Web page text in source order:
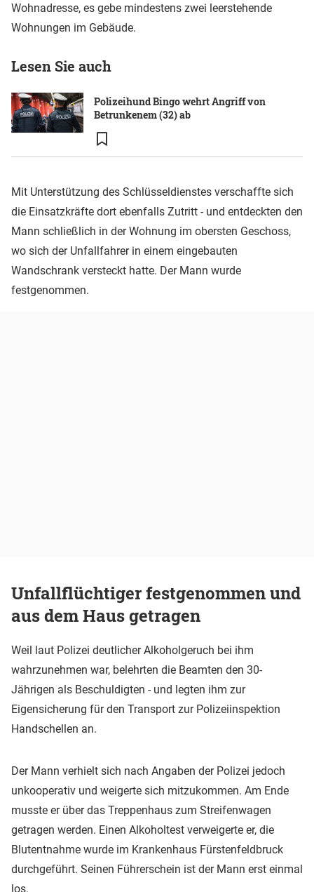
Wohnadresse, es gebe mindestens zwei leerstehende
Wohnungen im Gebäude.
Lesen Sie auch
Polizeihund Bingo wehrt Angriff von
Betrunkenem (32) ab
Mit Unterstützung des Schlüsseldienstes verschaffte sich
die Einsatzkräfte dort ebenfalls Zutritt - und entdeckten den
Mann schließlich in der Wohnung im obersten Geschoss,
wo sich der Unfallfahrer in einem eingebauten
Wandschrank versteckt hatte. Der Mann wurde
festgenommen.
Unfallflüchtiger festgenommen und
aus dem Haus getragen
Weil laut Polizei deutlicher Alkoholgeruch bei ihm
wahrzunehmen war, belehrten die Beamten den 30-
Jährigen als Beschuldigten - und legten ihm zur
Eigensicherung für den Transport zur Polizeiinspektion
Handschellen an.
Der Mann verhielt sich nach Angaben der Polizei jedoch
unkooperativ und weigerte sich mitzukommen. Am Ende
musste er über das Treppenhaus zum Streifenwagen
getragen werden. Einen Alkoholtest verweigerte er, die
Blutentnahme wurde im Krankenhaus Fürstenfeldbruck
durchgeführt. Seinen Führerschein ist der Mann erst einmal
los.